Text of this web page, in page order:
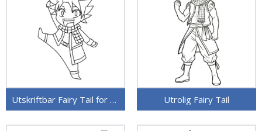
Utskriftbar Fairy Tail for barn Utrolig Fairy Tail